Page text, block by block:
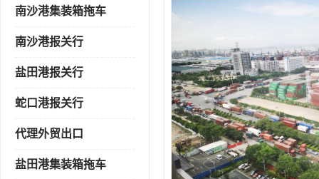
南沙港集装箱拖车
南沙港报关行
盐田港报关行
蛇口港报关行
代理外贸出口
盐田港集装箱拖车